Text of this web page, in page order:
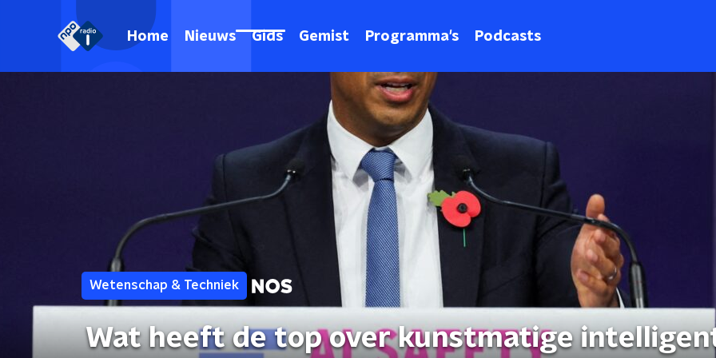
Home Nieuws Gids Gemist Programma's Podcasts
Wetenschap & Techniek
Wat heeft de top over kunstmatige